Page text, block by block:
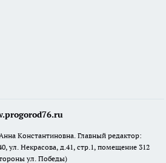
Константиновна. Главный редактор:
ул. Некрасова, д.41, стр.1, помещение 312
ул. Победы)